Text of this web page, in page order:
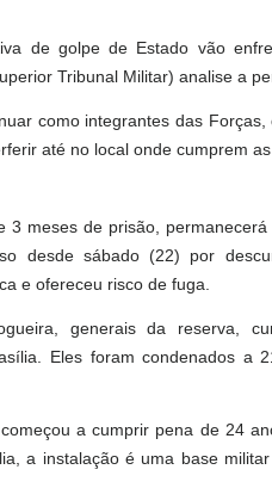
de golpe de Estado vão
Tribunal Militar) analise a
como integrantes das Forças,
até no local onde cumprem
meses de prisão,
desde sábado (22) por
e ofereceu risco de fuga.
generais da reserva,
Eles foram condenados a
a cumprir pena de 24
a instalação é uma base